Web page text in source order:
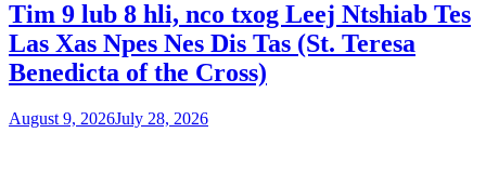
Tim 9 lub 8 hli, nco txog Leej Ntshiab Tes
Las Xas Npes Nes Dis Tas (St. Teresa
Benedicta of the Cross)
August 9, 2026July 28, 2026